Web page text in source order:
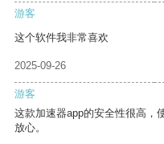
游客
这个软件我非常喜欢
2025-09-26
游客
这款加速器app的安全性很高，
放心。